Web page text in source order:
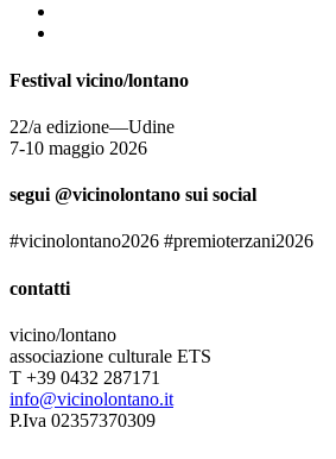
Festival vicino/lontano
22/a edizione—Udine
7-10 maggio 2026
segui @vicinolontano sui social
#vicinolontano2026 #premioterzani2026
contatti
vicino/lontano
associazione culturale ETS
T +39 0432 287171
info@vicinolontano.it
P.Iva 02357370309